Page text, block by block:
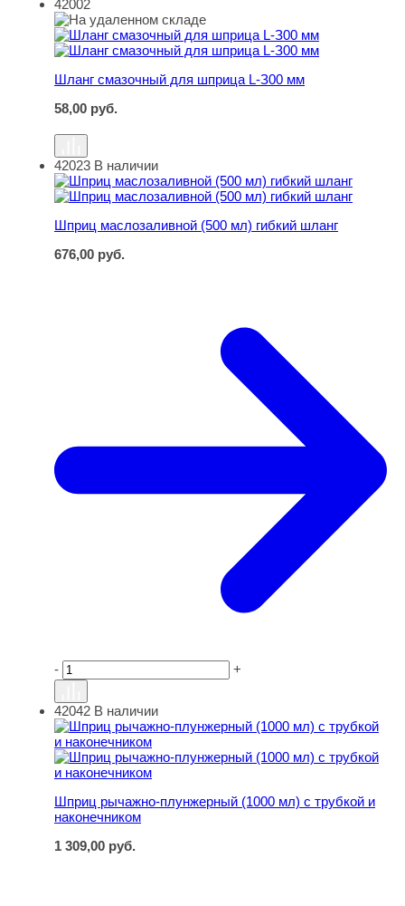
Шланг смазочный для шприца L-З00 мм
42002
Шланг смазочный для шприца L-З00 мм
58,00 руб.
Шприц маслозаливной (500 мл) гибкий шланг
42023 В наличии
Шприц маслозаливной (500 мл) гибкий шланг
676,00 руб.
- +
Шприц рычажно-плунжерный (1000 мл) с трубкой и
42042 В наличии
Шприц рычажно-плунжерный (1000 мл) с трубкой и
наконечником
1 309,00 руб.